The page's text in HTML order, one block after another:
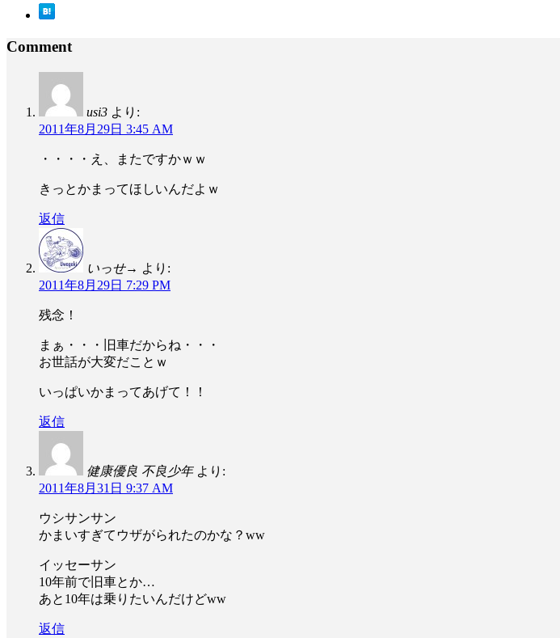
Comment
usi3 より:
2011年8月29日 3:45 AM
・・・・え、またですかｗｗ
きっとかまってほしいんだよｗ
返信
いっせ→ より:
2011年8月29日 7:29 PM
残念！
まぁ・・・旧車だからね・・・
お世話が大変だことｗ
いっぱいかまってあげて！！
返信
健康優良 不良少年 より:
2011年8月31日 9:37 AM
ウシサンサン
かまいすぎてウザがられたのかな？ww
イッセーサン
10年前で旧車とか…
あと10年は乗りたいんだけどww
返信